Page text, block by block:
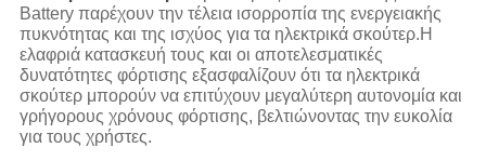
Battery παρέχουν την τέλεια ισορροπία της ενεργειακής
πυκνότητας και της ισχύος για τα ηλεκτρικά σκούτερ.Η
ελαφριά κατασκευή τους και οι αποτελεσματικές
δυνατότητες φόρτισης εξασφαλίζουν ότι τα ηλεκτρικά
σκούτερ μπορούν να επιτύχουν μεγαλύτερη αυτονομία και
γρήγορους χρόνους φόρτισης, βελτιώνοντας την ευκολία
για τους χρήστες.